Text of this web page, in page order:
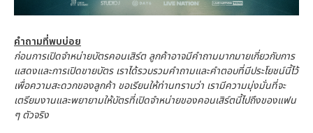
คำถามที่พบบ่อย
ก่อนการเปิดจำหน่ายบัตรคอนเสิร์ต ลูกค้าอาจมีคำถามมากมายเกี่ยวกับการ
แสดงและการเปิดขายบัตร เราได้รวบรวมคำถามและคำตอบที่มีประโยชน์นี้ไว้
เพื่อความสะดวกของลูกค้า ขอเรียนให้ท่านทราบว่า เรามีความมุ่งมั่นที่จะ
เตรียมงานและพยายามให้บัตรที่เปิดจำหน่ายของคอนเสิร์ตนี้ไปถึงของแฟน
ๆ ตัวจริง